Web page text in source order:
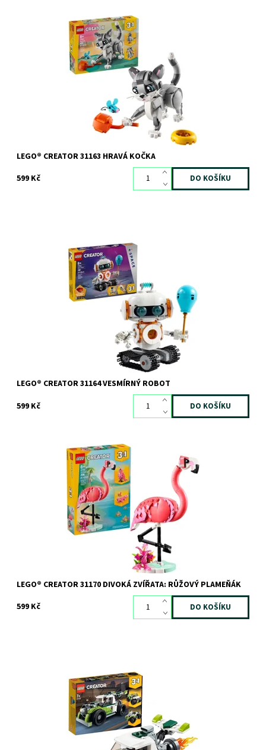
Užijte si hodiny zábavného hraní se stavebnicí LEGO® Creator 3v1
Skladem>3 ks
12132
LEGO® CREATOR 31163 HRAVÁ KOČKA
599 Kč
Vydejte se do vesmíru se stavebnicí LEGO® Creator 3v1 Vesmírný
Skladem>3 ks
12135
LEGO® CREATOR 31164 VESMÍRNÝ ROBOT
599 Kč
Vneste do pokojíčku krásné barvy tropického ostrova s těmito 3
úžasnými divokými zvířaty! Pozorujte půvabného růžového
plameňáka, který stojí na...
Skladem1 ks
12453
LEGO
LEGO® CREATOR 31170 DIVOKÁ ZVÍŘATA: RŮŽOVÝ PLAMEŇÁK
599 Kč
Vysokorychlostní zábava s parádním modelem auta s raketovým
pohonem, který lze přestavět na další dvě vozidla!
Skladem 3 ks
6407
LEGO